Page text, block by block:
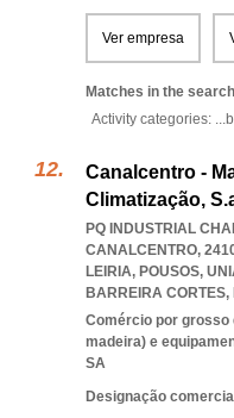
Ver empresa
Matches in the
Activity categories: ...
Canalcentro -
Climatização,
PQ INDUSTRIAL
CANALCENTRO,
LEIRIA, POUSOS,
BARREIRA CORTES,
Comércio por
madeira) e
SA
Designação